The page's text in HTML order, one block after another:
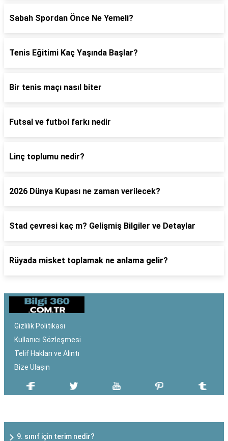
Sabah Spordan Önce Ne Yemeli?
Tenis Eğitimi Kaç Yaşında Başlar?
Bir tenis maçı nasıl biter
Futsal ve futbol farkı nedir
Linç toplumu nedir?
2026 Dünya Kupası ne zaman verilecek?
Stad çevresi kaç m? Gelişmiş Bilgiler ve Detaylar
Rüyada misket toplamak ne anlama gelir?
Gizlilik Politikası
Kullanıcı Sözleşmesi
Telif Hakları ve Alıntı
Bize Ulaşın
9. sınıf için terim nedir?